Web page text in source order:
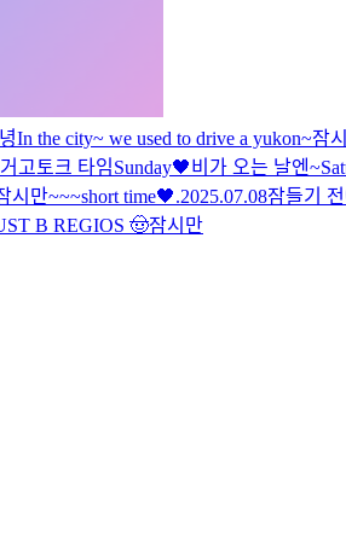
In the city~ we used to drive a yukon~잠
고 토크 타임Sunday🖤비가 오는 날엔~
시만~~~short time🖤.2025.07.08잠들기
B REGIOS 🤠잠시만